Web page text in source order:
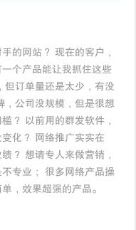
的网站？ 现在的客户，
个产品能让我抓住这些
但订单量还是太少，有没
，公司没规模，但是很想
？ 以前用的群发软件，
化？ 网络推广实实在
？ 想请专人来做营销，
专业； 很多网络产品操
，效果超强的产品。